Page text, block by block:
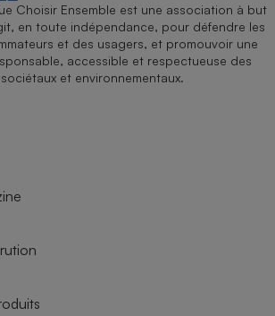
Choisir Ensemble est une association à but
en toute indépendance, pour défendre les
et des usagers, et promouvoir une
accessible et respectueuse des
et environnementaux.